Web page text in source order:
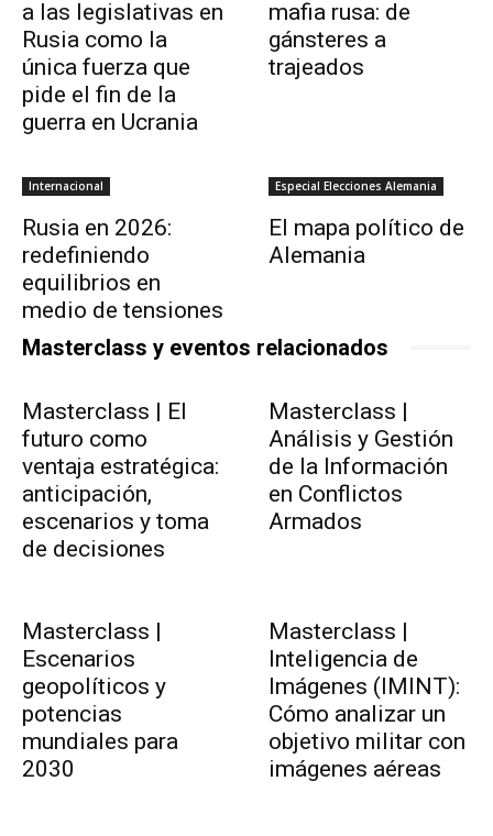
a las legislativas en
Rusia como la
única fuerza que
pide el fin de la
guerra en Ucrania
mafia rusa: de
gánsteres a
trajeados
Internacional
Rusia en 2026:
redefiniendo
equilibrios en
medio de tensiones
Especial Elecciones Alemania
El mapa político de
Alemania
Masterclass y eventos relacionados
Masterclass | El
futuro como
ventaja estratégica:
anticipación,
escenarios y toma
de decisiones
Masterclass |
Análisis y Gestión
de la Información
en Conflictos
Armados
Masterclass |
Escenarios
geopolíticos y
potencias
mundiales para
2030
Masterclass |
Inteligencia de
Imágenes (IMINT):
Cómo analizar un
objetivo militar con
imágenes aéreas